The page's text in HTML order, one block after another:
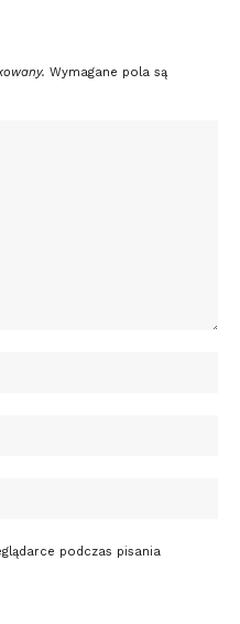
Wymagane pola są
podczas pisania